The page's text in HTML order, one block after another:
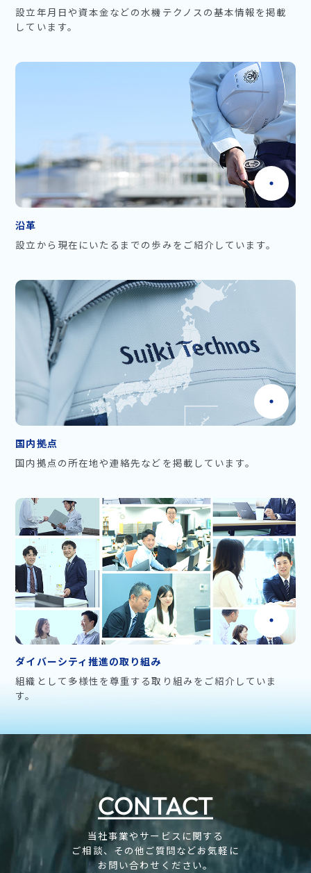
設立年月日や資本金などの水機テクノスの基本情報を掲載
しています。
沿革
設立から現在にいたるまでの歩みをご紹介しています。
国内拠点
国内拠点の所在地や連絡先などを掲載しています。
ダイバーシティ推進の取り組み
組織として多様性を尊重する取り組みをご紹介していま
す。
CONTACT
当社事業やサービスに関する
ご相談、その他ご質問などお気軽に
お問い合わせください。